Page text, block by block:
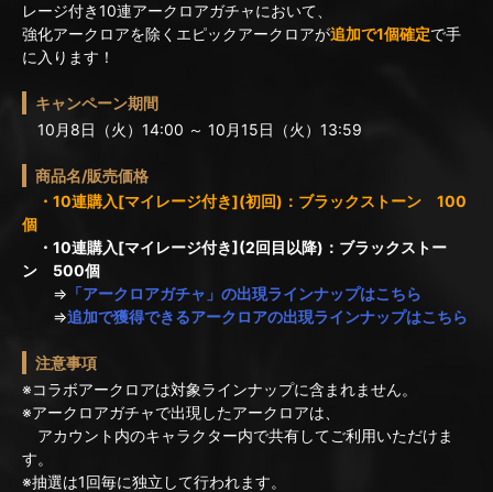
レージ付き10連アークロアガチャにおいて、
強化アークロアを除くエピックアークロアが追加で1個確定で手
に入ります！
キャンペーン期間
10月8日（火）14:00 ～ 10月15日（火）13:59
商品名/販売価格
・10連購入[マイレージ付き](初回)：ブラックストーン 100
個
・10連購入[マイレージ付き](2回目以降)：ブラックストー
ン 500個
⇒ 「アークロアガチャ」の出現ラインナップはこちら
⇒追加で獲得できるアークロアの出現ラインナップはこちら
注意事項
※コラボアークロアは対象ラインナップに含まれません。
※アークロアガチャで出現したアークロアは、
アカウント内のキャラクター内で共有してご利用いただけま
す。
※抽選は1回毎に独立して行われます。